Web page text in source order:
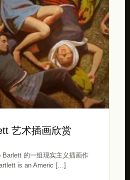
艺术插画欣赏
Barlett 的一组现实主义插画作
is an Americ […]